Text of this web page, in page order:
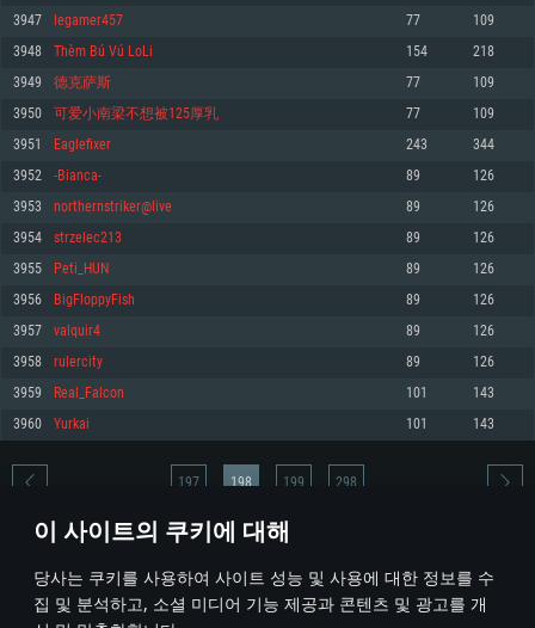
이 사이트의 쿠키에 대해
당사는 쿠키를 사용하여 사이트 성능 및 사용에 대한 정보를 수
집 및 분석하고, 소셜 미디어 기능 제공과 콘텐츠 및 광고를 개
최소사양
운영체제: Windows 10 (64 bit)
프로세서: 2.2 GHz 듀얼코어 이상
메모리: 4GB
그래픽 카드: DirectX 11 이상을 지원하는 AMD Radeon 77XX / NVIDIA
GeForce GT 660. 최소 사양 해상도: 720p
네트워크: 브로드밴드 인터넷
여유 저장 공간: 22.1 GB (최소 클라이언트)
권장 사양
570 혹은 그 이상
여유 저장 공간: 62.2 GB (전체 클라이언트)
최소사양
운영체제: Mac OS Big Sur 11.0
프로세서: 최소 2.2 GHz의 Core i5 (Intel Xeon 은 지원하지 않습니다)
메모리: 6 GB
그래픽 카드: Metal 을 지원하는 Intel Iris Pro 5200 (Mac), 혹은 이와 비슷한 성
능을 가지는 Mac 버전의 AMD/Nvidia. 최소 해상도: 720p
네트워크: 브로드밴드 인터넷
여유 저장 공간: 22.1 GB (최소 클라이언트)
권장 사양
네트워크: 브로드밴드 인터넷
여유 저장 공간: 62.2 GB (전체 클라이언트)
최소사양
운영체제: 64bit Linux 중 최신 버전
프로세서: 2.4 GHz 듀얼코어
메모리: 4 GB
그래픽 카드: Vulkan 을 지원하고, 최신 그래픽 드라이버를 지원하는 NVIDIA
660 (6개월 미만) 혹은 그와 동급의 성능을 가지며 최신 그래픽 드라이버를 지
원하는 AMD (6개월 미만; 최소사양 지원 해상도 720p)
네트워크: 브로드밴드 인터넷
여유 저장 공간: 22.1 GB (최소 클라이언트)
권장 사양
운영체제: Ubuntu 20.04 64bit
프로세서: Intel Core i7
메모리: 16 GB
그래픽 카드: Vulkan 을 지원하고, 최신 그래픽 드라이버를 지원하는 NVIDIA
1060 (6개월 미만) 혹은 그와 동급의 성능을 가지며 최신 그래픽 드라이버를
지원하는 AMD RX 570 (6개월 미만; 최소사양 지원 해상도 720p) 이상
여유 저장 공간: 62.2 GB (전체 클라이언트)
3947 legamer457 77 109
3948 Thèm Bú Vú LoLi 154 218
3949 德克萨斯 77 109
3950 可爱小南梁不想被125厚乳 77 109
3951 Eaglefixer 243 344
3952 -Bianca- 89 126
3953 northernstriker@live 89 126
3954 strzelec213 89 126
3955 Peti_HUN 89 126
3956 BigFloppyFish 89 126
3957 valquir4 89 126
3958 rulercity 89 126
3959 Real_Falcon 101 143
3960 Yurkai 101 143
* 순위표는 매일 1회 갱신됩니다
197 198 199 298